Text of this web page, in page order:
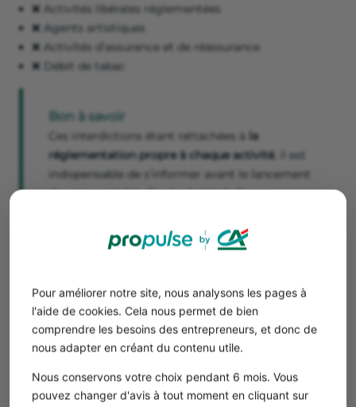
Pour améliorer notre site, nous analysons les pages à
l'aide de cookies. Cela nous permet de bien
comprendre les besoins des entrepreneurs, et donc de
nous adapter en créant du contenu utile.
Nous conservons votre choix pendant 6 mois. Vous
pouvez changer d'avis à tout moment en cliquant sur
❌ Activités libérales réglementées
❌ Agents artistiques
❌ Activités d’assurance et de réassurance
❌ Débit de tabac
Bon à savoir
Ces interdictions étant rattachées à la
réglementation propre à chaque activité, il est
indispensable de s’informer avant le lancement
de votre activité afin de choisir la forme
Lafiscalité simplifiéeest une particularité propre à la
micro-entreprise, tandis que la SASU relève du régime
del’impôt sur les sociétés.
Le régime simplifié de l’auto-entrepreneur
L’auto-entrepreneur est soumis à l’impôt sur le revenu
(IR).Ainsi, il doit simplement joindre à sa déclaration